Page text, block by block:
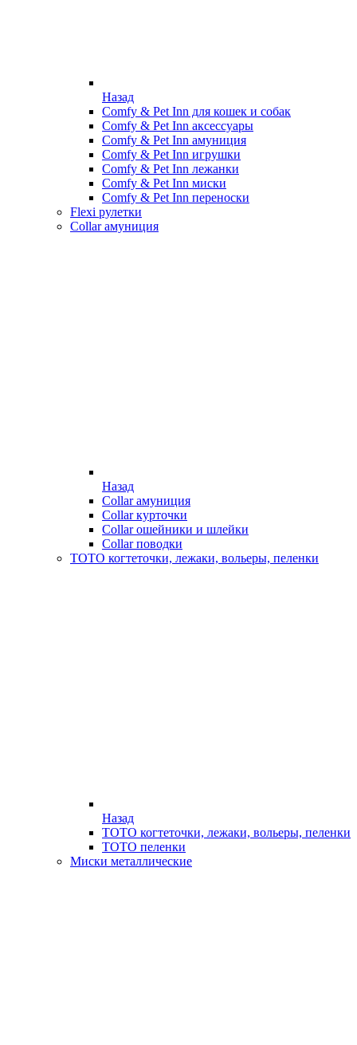
Назад
Comfy & Pet Inn для кошек и собак
Comfy & Pet Inn аксессуары
Comfy & Pet Inn амуниция
Comfy & Pet Inn игрушки
Comfy & Pet Inn лежанки
Comfy & Pet Inn миски
Comfy & Pet Inn переноски
Flexi рулетки
Collar амуниция
Назад
Collar амуниция
Collar курточки
Collar ошейники и шлейки
Collar поводки
ТОТО когтеточки, лежаки, вольеры, пеленки
Назад
ТОТО когтеточки, лежаки, вольеры, пеленки
ТОТО пеленки
Миски металлические